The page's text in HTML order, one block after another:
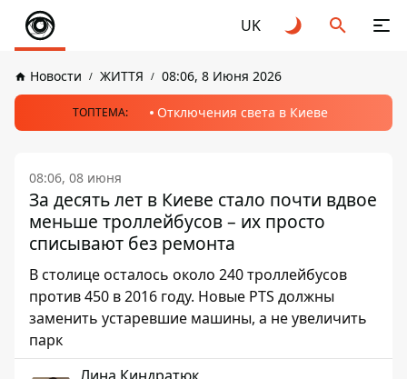
UK
Новости ЖИТТЯ 08:06, 8 Июня 2026
ТОПТЕМА: Отключения света в Киеве
08:06, 08 июня
За десять лет в Киеве стало почти вдвое
меньше троллейбусов – их просто
списывают без ремонта
В столице осталось около 240 троллейбусов
против 450 в 2016 году. Новые PTS должны
заменить устаревшие машины, а не увеличить
парк